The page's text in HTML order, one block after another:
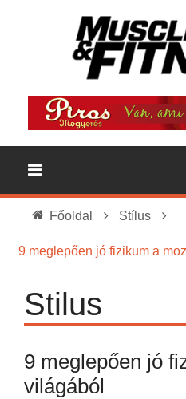
Főoldal Stílus
9 meglepően jó fizikum a
Stilus
9 meglepően jó
világából